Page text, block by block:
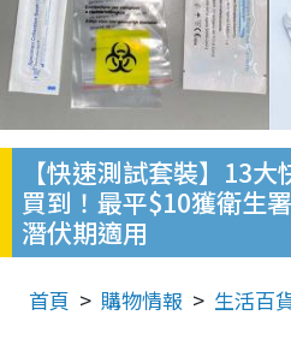
【快速測試套裝】13
買到！最平$10獲衛生
潛伏期適用
首頁 購物情報 生活百